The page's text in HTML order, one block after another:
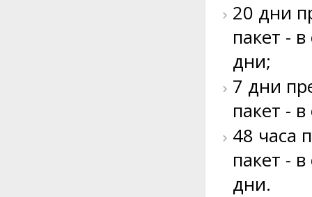
20 дни
пакет -
дни;
7 дни
пакет -
48 часа
пакет -
дни.